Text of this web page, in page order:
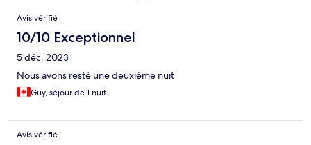
Avis
Avis vérifié
10/10 Exceptionnel
5 déc. 2023
Nous avons resté une deuxième nuit
Guy, séjour de 1 nuit
Avis vérifié